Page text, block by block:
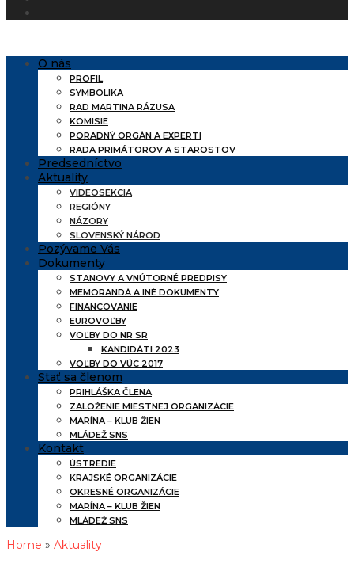
O nás
PROFIL
SYMBOLIKA
RAD MARTINA RÁZUSA
KOMISIE
PORADNÝ ORGÁN A EXPERTI
RADA PRIMÁTOROV A STAROSTOV
Predsedníctvo
Aktuality
VIDEOSEKCIA
REGIÓNY
NÁZORY
SLOVENSKÝ NÁROD
Pozývame Vás
Dokumenty
STANOVY A VNÚTORNÉ PREDPISY
MEMORANDÁ A INÉ DOKUMENTY
FINANCOVANIE
EUROVOĽBY
VOĽBY DO NR SR
KANDIDÁTI 2023
VOĽBY DO VÚC 2017
Stať sa členom
PRIHLÁŠKA ČLENA
ZALOŽENIE MIESTNEJ ORGANIZÁCIE
MARÍNA – KLUB ŽIEN
MLÁDEŽ SNS
Kontakt
ÚSTREDIE
KRAJSKÉ ORGANIZÁCIE
OKRESNÉ ORGANIZÁCIE
MARÍNA – KLUB ŽIEN
MLÁDEŽ SNS
Home » Aktuality